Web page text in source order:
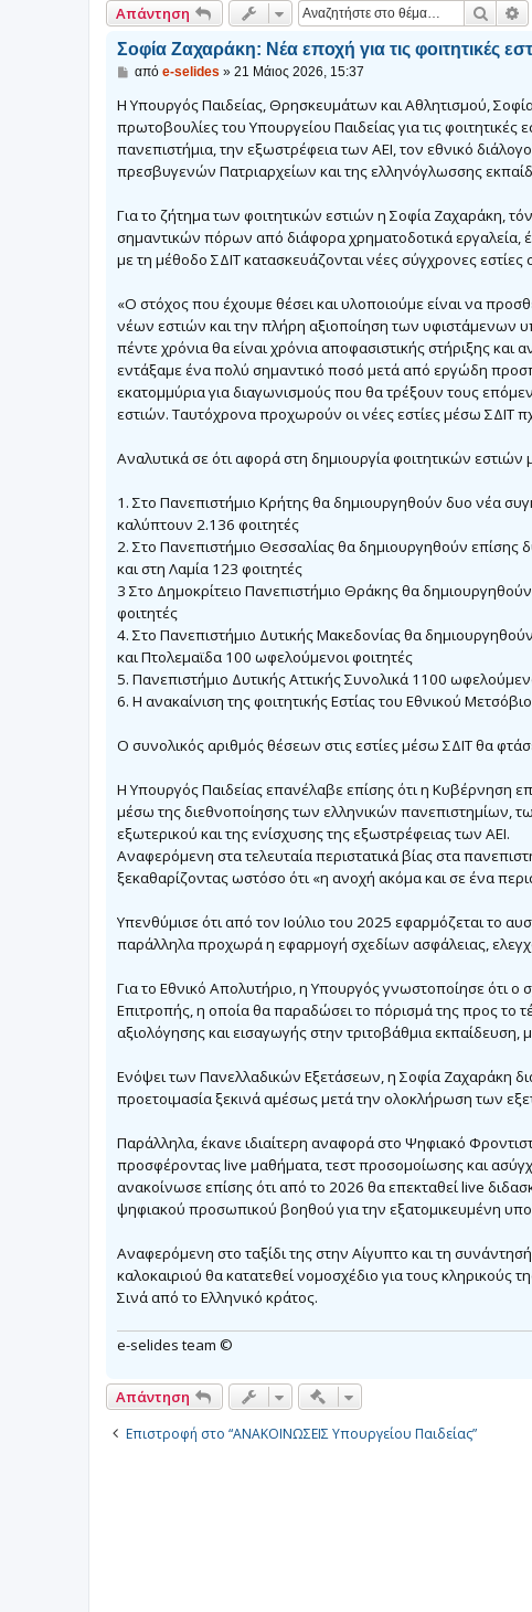
Απάντηση
Σοφία Ζαχαράκη: Νέα εποχή για τις φοιτητικές
Δ
μ
σ
ί
υ
η
από e-selides » 21 Μάιος 2026, 15:37
Η Υπουργός Παιδείας, Θρησκευμάτων και Αθλητισμού,
πρωτοβουλίες του Υπουργείου Παιδείας για τις
πανεπιστήμια, την εξωστρέφεια των ΑΕΙ, τον εθνικό
πρεσβυγενών Πατριαρχείων και της ελληνόγλωσσης
Για το ζήτημα των φοιτητικών εστιών η Σοφία Ζαχαράκη,
σημαντικών πόρων από διάφορα χρηματοδοτικά
με τη μέθοδο ΣΔΙΤ κατασκευάζονται νέες σύγχρονες
«Ο στόχος που έχουμε θέσει και υλοποιούμε είναι να
νέων εστιών και την πλήρη αξιοποίηση των υφιστάμενων
πέντε χρόνια θα είναι χρόνια αποφασιστικής στήριξης
εντάξαμε ένα πολύ σημαντικό ποσό μετά από εργώδη
εκατομμύρια για διαγωνισμούς που θα τρέξουν τους
εστιών. Ταυτόχρονα προχωρούν οι νέες εστίες μέσω ΣΔΙΤ
Αναλυτικά σε ότι αφορά στη δημιουργία φοιτητικών
1. Στο Πανεπιστήμιο Κρήτης θα δημιουργηθούν δυο νέα
καλύπτουν 2.136 φοιτητές
2. Στο Πανεπιστήμιο Θεσσαλίας θα δημιουργηθούν επίσης
και στη Λαμία 123 φοιτητές
3 Στο Δημοκρίτειο Πανεπιστήμιο Θράκης θα
φοιτητές
4. Στο Πανεπιστήμιο Δυτικής Μακεδονίας θα
και Πτολεμαϊδα 100 ωφελούμενοι φοιτητές
5. Πανεπιστήμιο Δυτικής Αττικής Συνολικά 1100
6. Η ανακαίνιση της φοιτητικής Εστίας του Εθνικού
Ο συνολικός αριθμός θέσεων στις εστίες μέσω ΣΔΙΤ θα
Η Υπουργός Παιδείας επανέλαβε επίσης ότι η Κυβέρνηση
μέσω της διεθνοποίησης των ελληνικών πανεπιστημίων,
εξωτερικού και της ενίσχυσης της εξωστρέφειας των ΑΕΙ.
Αναφερόμενη στα τελευταία περιστατικά βίας στα
ξεκαθαρίζοντας ωστόσο ότι «η ανοχή ακόμα και σε ένα
Υπενθύμισε ότι από τον Ιούλιο του 2025 εφαρμόζεται το
παράλληλα προχωρά η εφαρμογή σχεδίων ασφάλειας,
Για το Εθνικό Απολυτήριο, η Υπουργός γνωστοποίησε ότι ο
Επιτροπής, η οποία θα παραδώσει το πόρισμά της προς το
αξιολόγησης και εισαγωγής στην τριτοβάθμια
Ενόψει των Πανελλαδικών Εξετάσεων, η Σοφία Ζαχαράκη
προετοιμασία ξεκινά αμέσως μετά την ολοκλήρωση των
Παράλληλα, έκανε ιδιαίτερη αναφορά στο Ψηφιακό
προσφέροντας live μαθήματα, τεστ προσομοίωσης και
ανακοίνωσε επίσης ότι από το 2026 θα επεκταθεί live
ψηφιακού προσωπικού βοηθού για την εξατομικευμένη
Αναφερόμενη στο ταξίδι της στην Αίγυπτο και τη
καλοκαιριού θα κατατεθεί νομοσχέδιο για τους
Σινά από το Ελληνικό κράτος.
e-selides team ©
Απάντηση Γρήγορα εργαλεία
Επιστροφή στο “ΑΝΑΚΟΙΝΩΣΕΙΣ Υπουργείου Παιδείας”